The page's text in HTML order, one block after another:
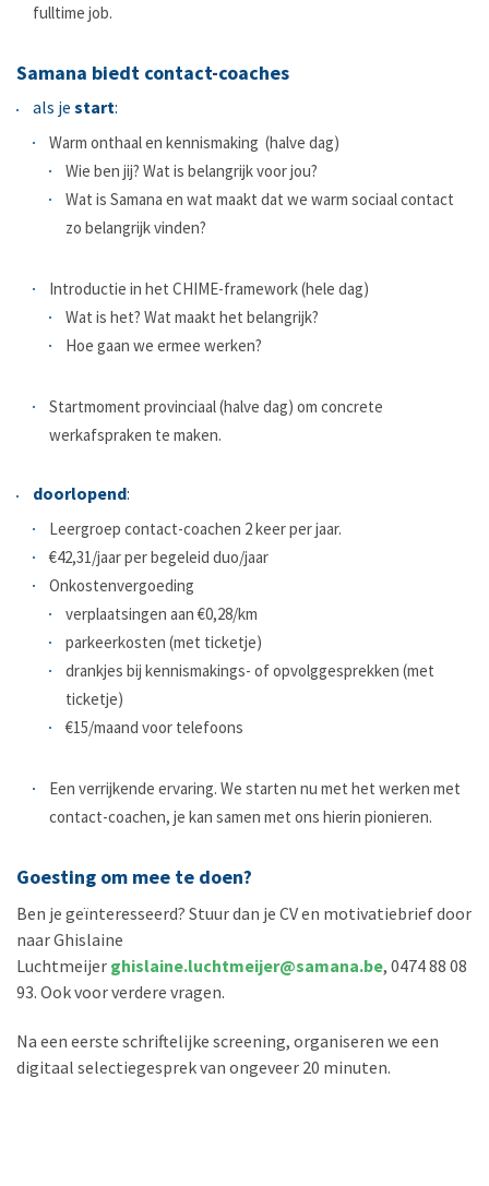
fulltime job.
Samana biedt contact-coaches
als je start:
Warm onthaal en kennismaking (halve dag)
Wie ben jij? Wat is belangrijk voor jou?
Wat is Samana en wat maakt dat we warm sociaal contact
zo belangrijk vinden?
Introductie in het CHIME-framework (hele dag)
Wat is het? Wat maakt het belangrijk?
Hoe gaan we ermee werken?
Startmoment provinciaal (halve dag) om concrete
werkafspraken te maken.
doorlopend:
Leergroep contact-coachen 2 keer per jaar.
€42,31/jaar per begeleid duo/jaar
Onkostenvergoeding
verplaatsingen aan €0,28/km
parkeerkosten (met ticketje)
drankjes bij kennismakings- of opvolggesprekken (met
ticketje)
€15/maand voor telefoons
Een verrijkende ervaring. We starten nu met het werken met
contact-coachen, je kan samen met ons hierin pionieren.
Goesting om mee te doen?
Ben je geïnteresseerd? Stuur dan je CV en motivatiebrief door
naar Ghislaine
Luchtmeijer ghislaine.luchtmeijer@samana.be, 0474 88 08
93. Ook voor verdere vragen.
Na een eerste schriftelijke screening, organiseren we een
digitaal selectiegesprek van ongeveer 20 minuten.